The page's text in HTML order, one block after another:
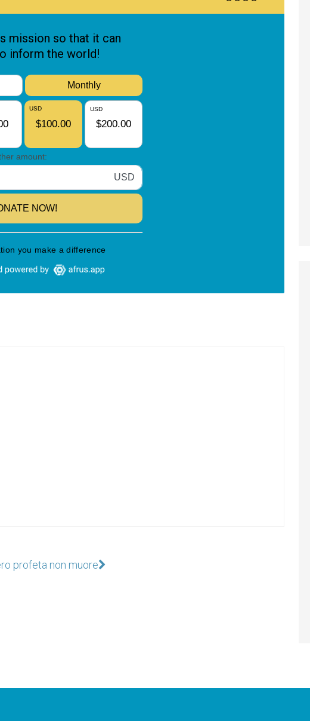
profeta non muore